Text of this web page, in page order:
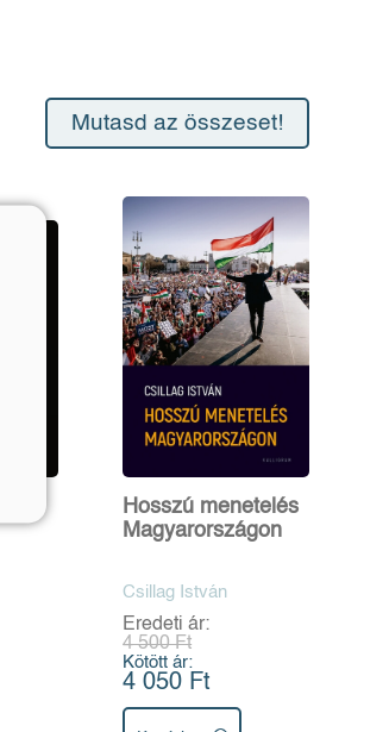
Mutasd az összeset!
Hosszú menetelés
Magyarországon
Csillag István
Eredeti ár:
4 500 Ft
Kötött ár:
4 050 Ft